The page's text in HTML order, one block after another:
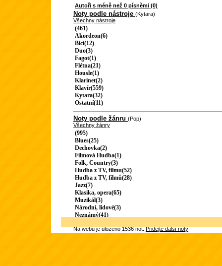
Autoři s méně než 0 písněmi (0)
Noty podle nástroje (Kytara)
Všechny nástroje
(461)
Akordeon(6)
Bicí(12)
Duo(3)
Fagot(1)
Flétna(21)
Housle(1)
Klarinet(2)
Klavír(559)
Kytara(32)
Ostatní(11)
Noty podle žánru (Pop)
Všechny žánry
(995)
Blues(25)
Dechovka(2)
Filmová Hudba(1)
Folk, Country(3)
Hudba z TV, filmu(52)
Hudba z TV, filmů(28)
Jazz(7)
Klasika, opera(65)
Muzikál(3)
Národní, lidové(3)
Neznámý(41)
Na webu je uloženo 1536 not.Přidejte další noty